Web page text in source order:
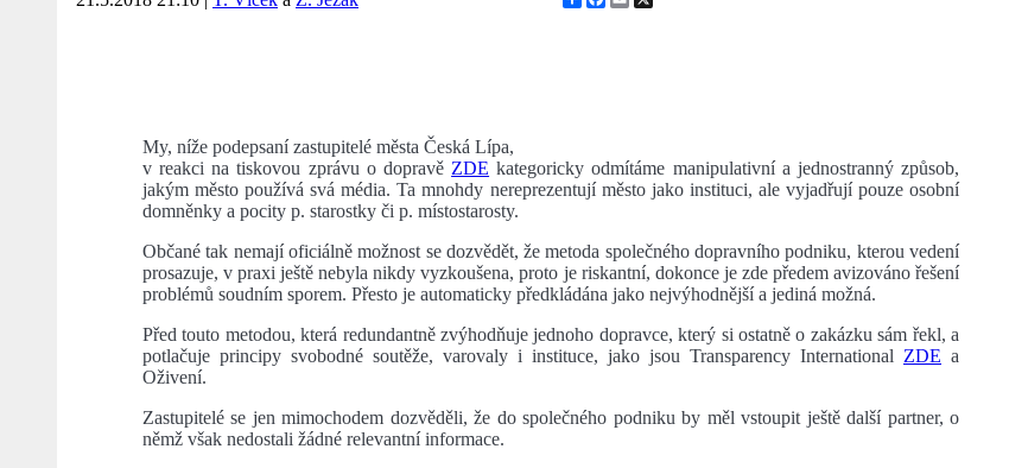
My, níže podepsaní zastupitelé města Česká Lípa,
v reakci na tiskovou zprávu o dopravěZDE kategoricky odmítáme manipulativní a jednostranný způsob,
jakým město používá svá média. Ta mnohdy nereprezentují město jako instituci, ale vyjadřují pouze osobní
domněnky a pocity p. starostky či p. místostarosty.
Občané tak nemají oficiálně možnost se dozvědět, že metoda společného dopravního podniku, kterou vedení
prosazuje, v praxi ještě nebyla nikdy vyzkoušena, proto je riskantní, dokonce je zde předem avizováno řešení
problémů soudním sporem. Přesto je automaticky předkládána jako nejvýhodnější a jediná možná.
Před touto metodou, která redundantně zvýhodňuje jednoho dopravce, který si ostatně o zakázku sám řekl, a
potlačuje principy svobodné soutěže, varovaly i instituce, jako jsou Transparency International ZDE a
Oživení.
Zastupitelé se jen mimochodem dozvěděli, že do společného podniku by měl vstoupit ještě další partner, o
němž však nedostali žádné relevantní informace.